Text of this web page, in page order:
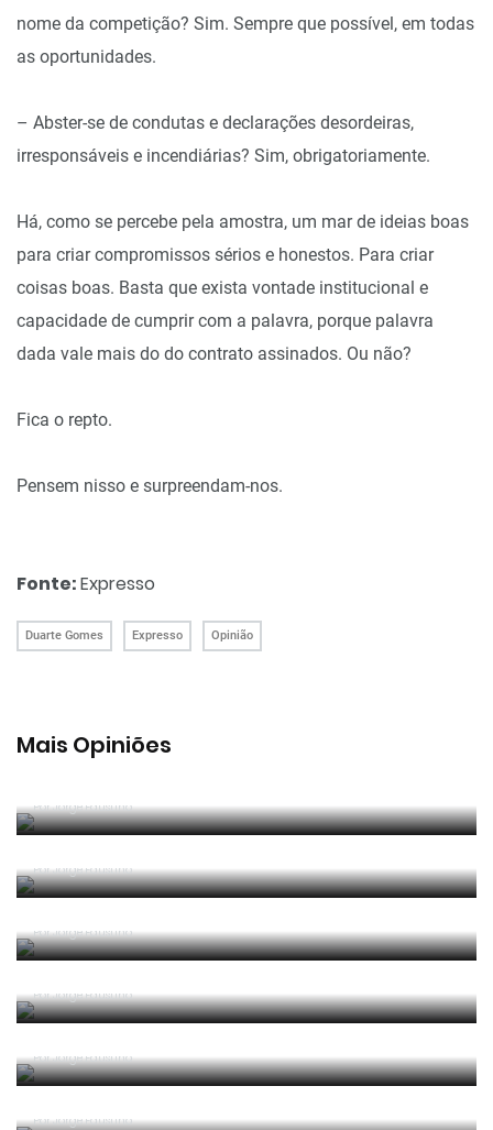
nome da competição? Sim. Sempre que possível, em todas
as oportunidades.
– Abster-se de condutas e declarações desordeiras,
irresponsáveis e incendiárias? Sim, obrigatoriamente.
Há, como se percebe pela amostra, um mar de ideias boas
para criar compromissos sérios e honestos. Para criar
coisas boas. Basta que exista vontade institucional e
capacidade de cumprir com a palavra, porque palavra
dada vale mais do do contrato assinados. Ou não?
Fica o repto.
Pensem nisso e surpreendam-nos.
Fonte:Expresso
Duarte Gomes Expresso Opinião
Mais Opiniões
PorJorge Faustino
PorJorge Faustino
PorJorge Faustino
PorJorge Faustino
PorJorge Faustino
PorJorge Faustino